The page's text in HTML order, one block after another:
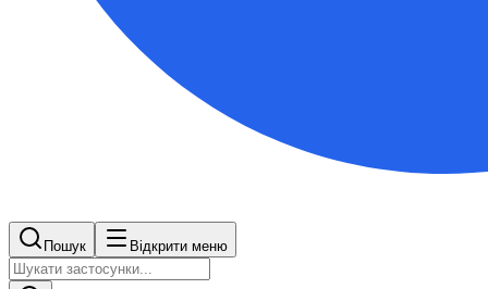
Пошук Відкрити меню